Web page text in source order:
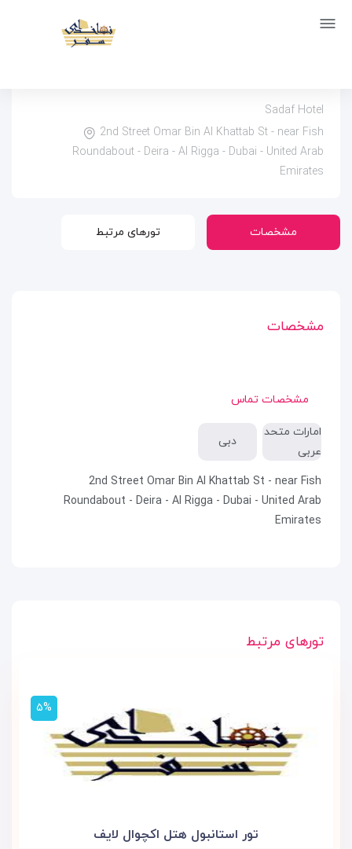
صفحه اصلی هتل صدف دبی | Sadaf
Sadaf Hotel
2nd Street Omar Bin Al Khattab St - near Fish
Roundabout - Deira - Al Rigga - Dubai - United Arab
Emirates
مشخصات تورهای مرتبط
مشخصات
مشخصات تماس
امارات متحد
عربی
دبی
2nd Street Omar Bin Al Khattab St - near Fish
Roundabout - Deira - Al Rigga - Dubai - United Arab
Emirates
تورهای مرتبط
تور استانبول هتل اکچوال لایف
۵%